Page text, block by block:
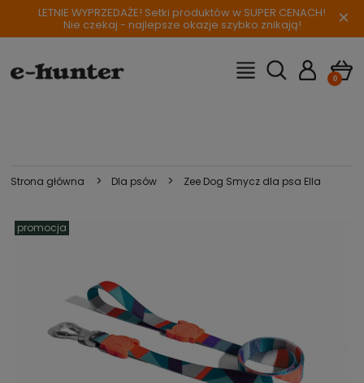
LETNIE WYPRZEDAŻE! Setki produktów w SUPER CENACH!
Nie czekaj - najlepsze okazje szybko znikają! ×
Strona główna > Dla psów > Zee Dog Smycz dla psa Ella
promocja